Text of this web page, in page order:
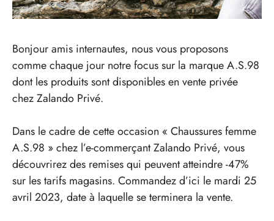
Bonjour amis internautes, nous vous proposons
comme chaque jour notre focus sur la marque A.S.98
dont les produits sont disponibles en vente privée
chez Zalando Privé.
Dans le cadre de cette occasion « Chaussures femme
A.S.98 » chez l’e-commerçant Zalando Privé, vous
découvrirez des remises qui peuvent atteindre -47%
sur les tarifs magasins. Commandez d’ici le mardi 25
avril 2023, date à laquelle se terminera la vente.